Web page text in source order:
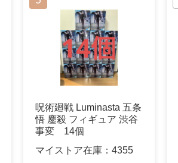
呪術廻戦 Luminasta 五条
悟 鏖殺 フィギュア 渋谷
事変 14個
マイストア在庫： 4355